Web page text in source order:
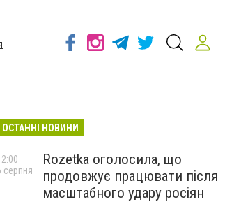
ОСТАННІ НОВИНИ
Rozetka оголосила, що
продовжує працювати після
масштабного удару росіян
серпня